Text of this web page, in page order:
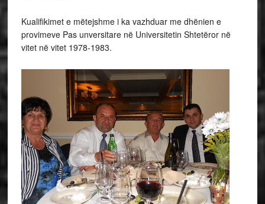
Kualifikimet e mëtejshme i ka vazhduar me dhënien e
provimeve Pas unversitare në Universitetin Shtetëror në
vitet në vitet 1978-1983.